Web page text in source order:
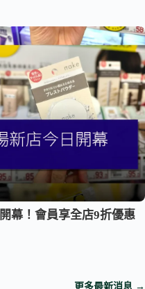
幕！會員享全店9折優惠
更多最新消息 →